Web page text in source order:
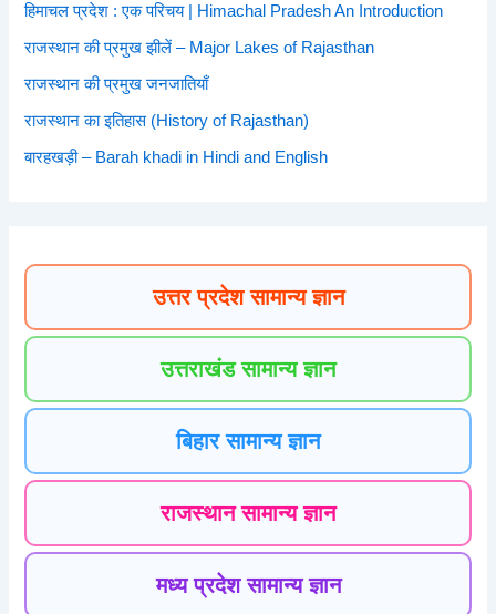
हिमाचल प्रदेश : एक परिचय | Himachal Pradesh An Introduction
राजस्थान की प्रमुख झीलें – Major Lakes of Rajasthan
राजस्थान की प्रमुख जनजातियाँ
राजस्थान का इतिहास (History of Rajasthan)
बारहखड़ी – Barah khadi in Hindi and English
उत्तर प्रदेश सामान्य ज्ञान
उत्तराखंड सामान्य ज्ञान
बिहार सामान्य ज्ञान
राजस्थान सामान्य ज्ञान
मध्य प्रदेश सामान्य ज्ञान